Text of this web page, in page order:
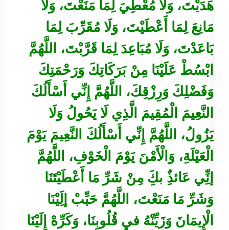
هَدَيْتَ، وَلَا مُعْطِيَ لِمَا مَنَعْتَ، وَلَا
مَانِعَ لِمَا أَعْطَيْتَ، وَلَا مُقَرِّبَ لِمَا
بَاعَدْتَ، وَلَا مُبَاعِدَ لِمَا قَرَّبْتَ، اللَّهُمَّ
ابْسُطْ عَلَيْنَا مِنْ بَرَكَاتِكَ وَرَحْمَتِكَ
وَفَضْلِكَ وَرِزْقِكَ، اللَّهُمَّ إِنِّي أَسْأَلُكَ
النَّعِيمَ الْمُقِيمَ الَّذِي لَا يَحُولُ وَلَا
يَزُولُ، اللَّهُمَّ إِنِّي أَسْأَلُكَ النَّعِيمَ يَوْمَ
الْعَيْلَةِ، وَالْأَمْنَ يَوْمَ الْخَوْفِ، اللَّهُمَّ
إنِِّي عَائذٌِ بكَِ مِنْ شَرِّ مَا أَعْطَيْتَنَا
وَشَرِّ مَا مَنَعْتَ، اللَّهُمَّ حَبِّبْ إلَِيْنَا
الْإِيمَانَ وَزَيِّنْهُ فيِ قُلُوبِنَا، وَكَرِّهْ إِلَيْنَا